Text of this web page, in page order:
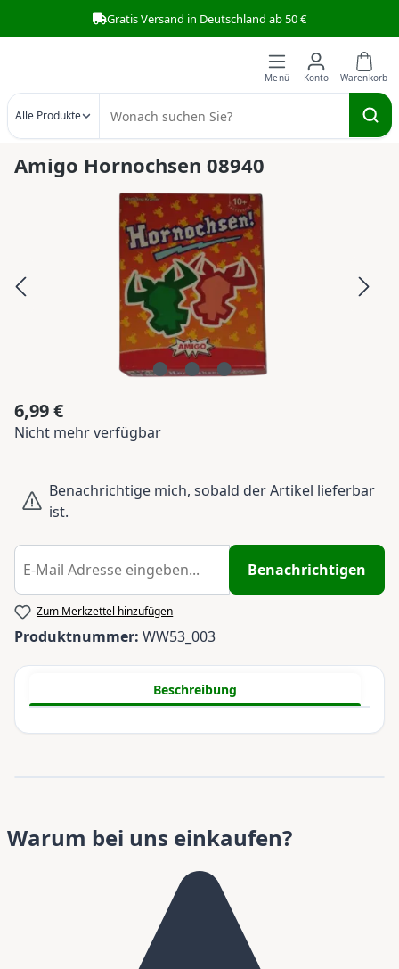
Zum Hauptinhalt springenGratis Versand in Deutschland ab 50 €
Alle Produkte
Amigo Hornochsen 08940
Bildergalerie überspringen
Regulärer Preis:
6,99 €
Nicht mehr verfügbar
Benachrichtige mich, sobald der Artikel lieferbar
ist.
Benachrichtigen
Zum Merkzettel hinzufügen
Produktnummer: WW53_003
Beschreibung
Warum bei uns einkaufen?